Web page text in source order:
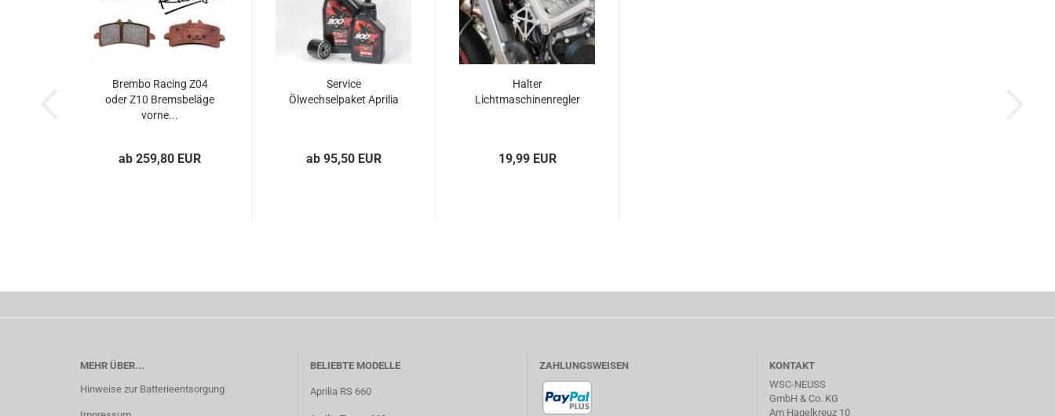
Brembo Racing Z04
oder Z10 Bremsbeläge
vorne...
ab 259,80 EUR
Service
Ölwechselpaket Aprilia
ab 95,50 EUR
Halter
Lichtmaschinenregler
19,99 EUR
MEHR ÜBER...
Hinweise zur Batterieentsorgung
BELIEBTE MODELLE
Aprilia RS 660
ZAHLUNGSWEISEN
KONTAKT
WSC-NEUSS
GmbH & Co. KG
Am Hagelkreuz 10